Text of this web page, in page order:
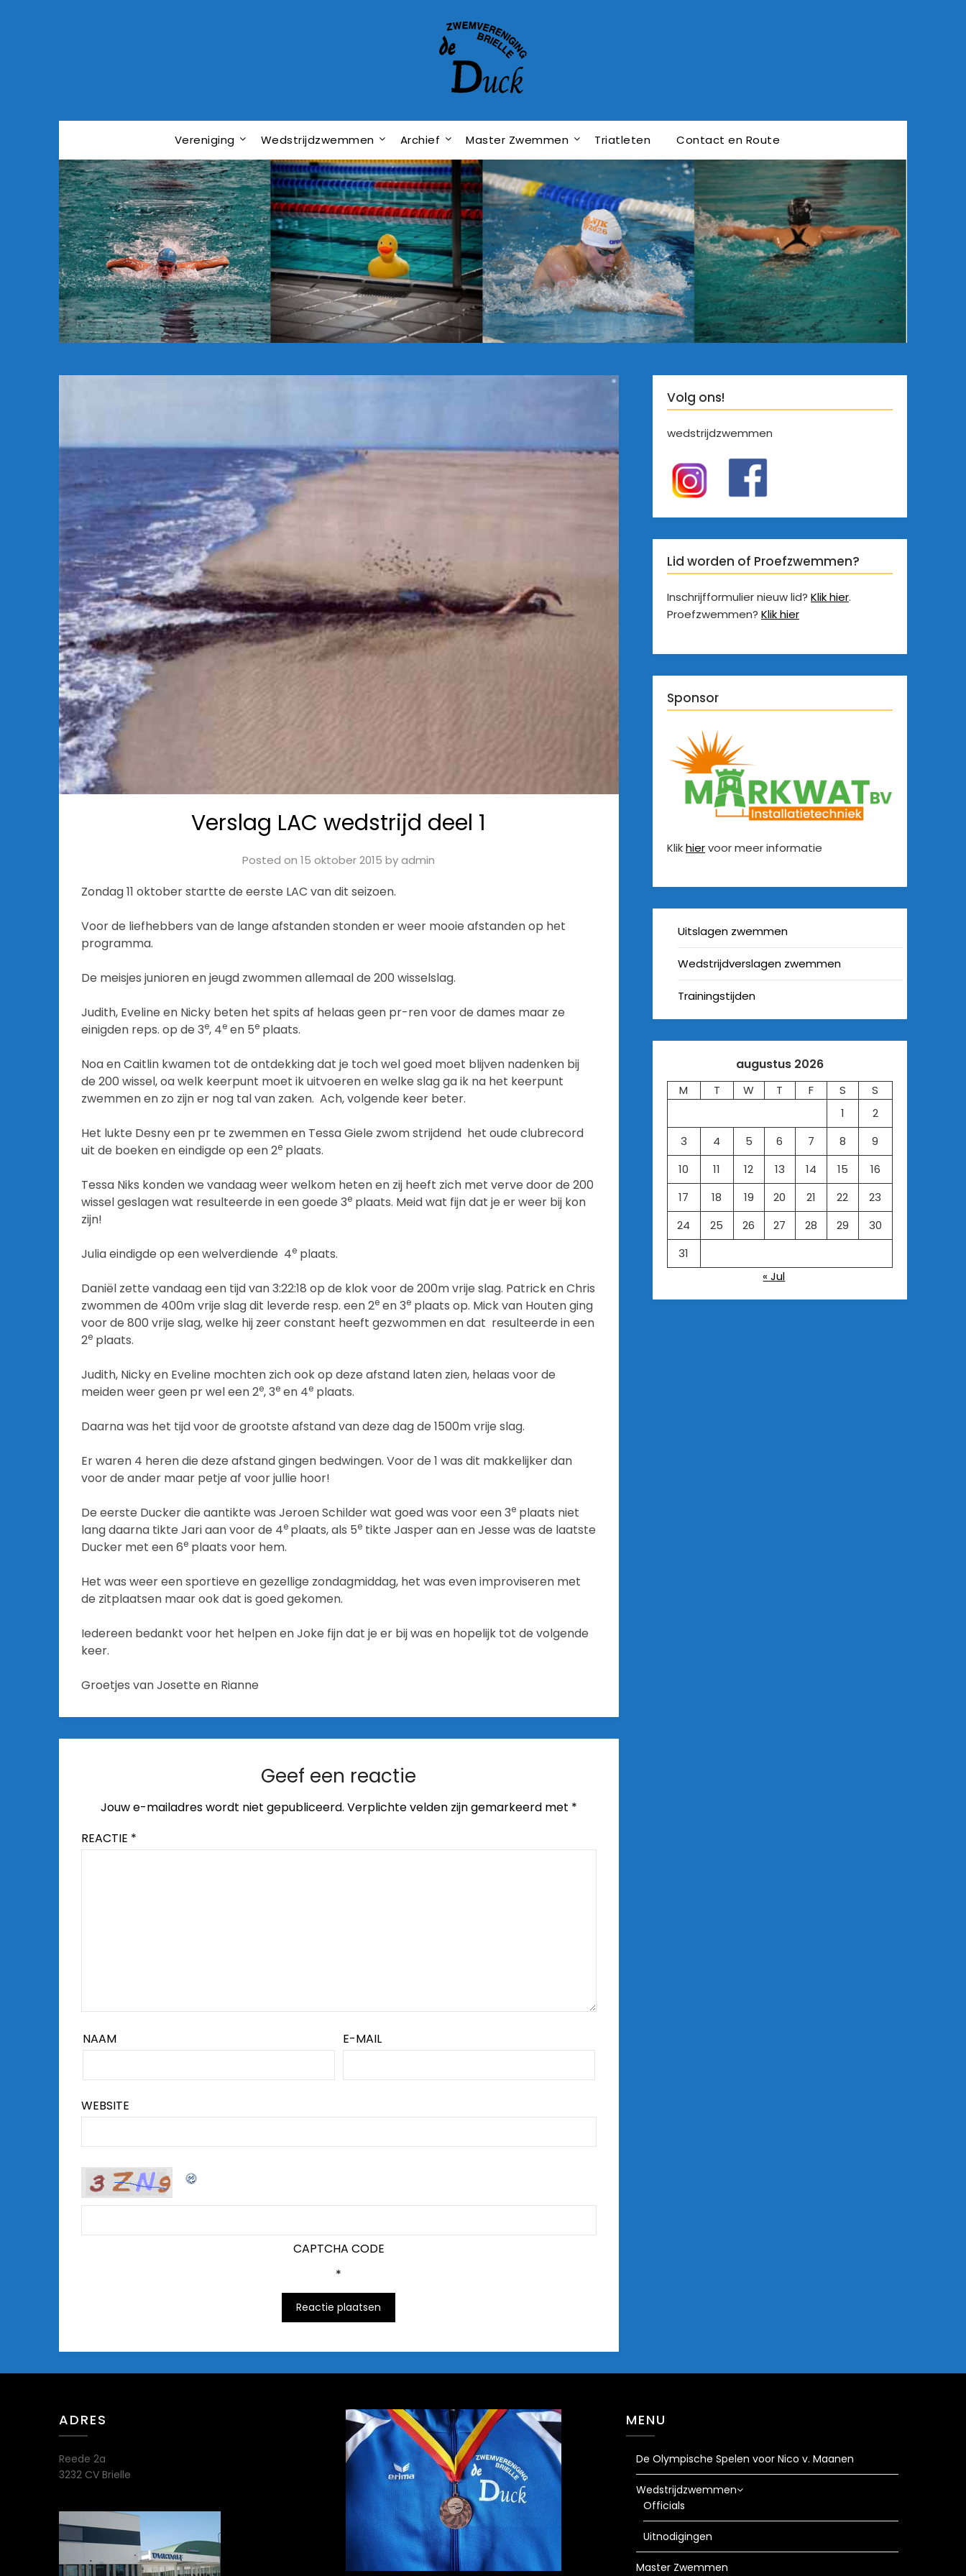
Vereniging Wedstrijdzwemmen Archief Master Zwemmen Triatleten Contact en Route
Verslag LAC wedstrijd deel 1
Posted on15 oktober 2015 byadmin
Zondag 11 oktober startte de eerste LAC van dit seizoen.
Voor de liefhebbers van de lange afstanden stonden er weer mooie afstanden op het
programma.
De meisjes junioren en jeugd zwommen allemaal de 200 wisselslag.
Judith, Eveline en Nicky beten het spits af helaas geen pr-ren voor de dames maar ze
einigden reps. op de 3e, 4e en 5e plaats.
Noa en Caitlin kwamen tot de ontdekking dat je toch wel goed moet blijven nadenken bij
de 200 wissel, oa welk keerpunt moet ik uitvoeren en welke slag ga ik na het keerpunt
zwemmen en zo zijn er nog tal van zaken. Ach, volgende keer beter.
Het lukte Desny een pr te zwemmen en Tessa Giele zwom strijdend het oude clubrecord
uit de boeken en eindigde op een 2e plaats.
Tessa Niks konden we vandaag weer welkom heten en zij heeft zich met verve door de 200
wissel geslagen wat resulteerde in een goede 3e plaats. Meid wat fijn dat je er weer bij kon
zijn!
Julia eindigde op een welverdiende 4e plaats.
Daniël zette vandaag een tijd van 3:22:18 op de klok voor de 200m vrije slag. Patrick en Chris
zwommen de 400m vrije slag dit leverde resp. een 2e en 3e plaats op. Mick van Houten ging
voor de 800 vrije slag, welke hij zeer constant heeft gezwommen en dat resulteerde in een
2e plaats.
Judith, Nicky en Eveline mochten zich ook op deze afstand laten zien, helaas voor de
meiden weer geen pr wel een 2e, 3e en 4e plaats.
Daarna was het tijd voor de grootste afstand van deze dag de 1500m vrije slag.
Er waren 4 heren die deze afstand gingen bedwingen. Voor de 1 was dit makkelijker dan
voor de ander maar petje af voor jullie hoor!
De eerste Ducker die aantikte was Jeroen Schilder wat goed was voor een 3e plaats niet
lang daarna tikte Jari aan voor de 4e plaats, als 5e tikte Jasper aan en Jesse was de laatste
Ducker met een 6e plaats voor hem.
Het was weer een sportieve en gezellige zondagmiddag, het was even improviseren met
de zitplaatsen maar ook dat is goed gekomen.
Iedereen bedankt voor het helpen en Joke fijn dat je er bij was en hopelijk tot de volgende
keer.
Groetjes van Josette en Rianne
Geef een reactie
Jouw e-mailadres wordt niet gepubliceerd. Verplichte velden zijn gemarkeerd met *
REACTIE *
NAAM E-MAIL
WEBSITE
CAPTCHA CODE
*
Volg ons!
wedstrijdzwemmen
Lid worden of Proefzwemmen?
Inschrijfformulier nieuw lid? Klik hier.
Proefzwemmen? Klik hier
Sponsor
Klikhiervoor meer informatie
Uitslagen zwemmen
Wedstrijdverslagen zwemmen
Trainingstijden
augustus 2026
M T W T F S
S
1
2
3
4 5 6 7 8
9
10
11 12 13 14 15
16
17
18 19 20 21 22
23
24
25 26 27 28 29
30
31
« Jul
ADRES
Reede 2a
3232 CV Brielle
MENU
De Olympische Spelen voor Nico v. Maanen
Wedstrijdzwemmen
Officials
Uitnodigingen
Master Zwemmen